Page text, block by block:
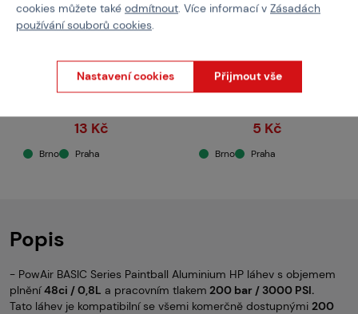
Popis
- PowAir BASIC Series Paintball Aluminium HP láhev s objemem
plnění48ci / 0,8L a pracovním tlakem 200 bar / 3000 PSI.
Tato láhev je kompatibilní se všemi komerčně dostupnými 200
Urethanový těsnící
13 Kč
Brno Praha
NEUVEDENO
5 Kč
Brno Praha
cookies můžete také odmítnout. Více informací v Zásadách
používání souborů cookies.
Nastavení cookies Přijmout vše